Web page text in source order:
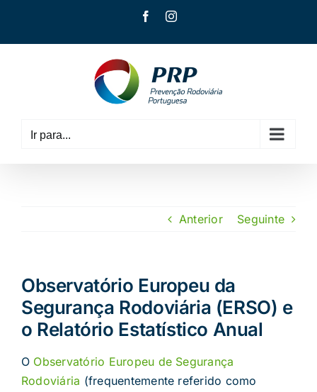
content
FacebookInstagram
Ir para...
Anterior Seguinte
Observatório Europeu da
Segurança Rodoviária (ERSO) e
o Relatório Estatístico Anual
O Observatório Europeu de Segurança
Rodoviária (frequentemente referido como